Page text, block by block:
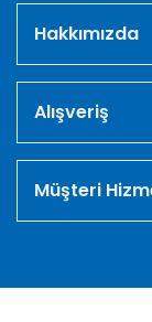
Hakkımızda
Alışveriş
Müşteri